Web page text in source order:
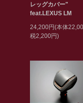
レッグカバー"
feat.LEXUS LM
24,200円(本体
税2,200円)